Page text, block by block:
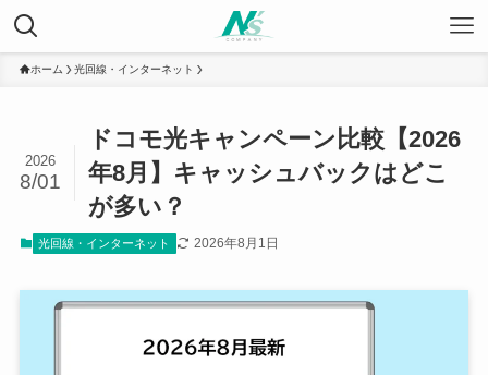
ホーム 光回線・インターネット
ドコモ光キャンペーン比較【2026
年8月】キャッシュバックはどこ
が多い？
2026
8/01
光回線・インターネット 2026年8月1日